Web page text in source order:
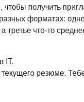
получить
форматах:
третье что-то
IT.
резюме.